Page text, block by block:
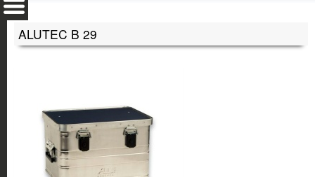
ALUTEC B 29